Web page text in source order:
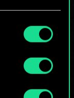
さい。